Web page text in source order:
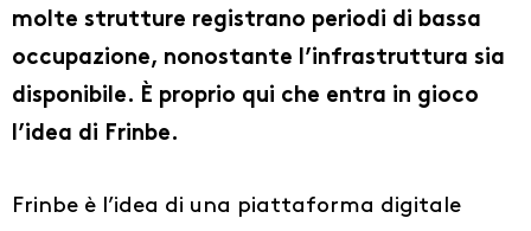
molte strutture registrano periodi di bassa
occupazione, nonostante l’infrastruttura sia
disponibile. È proprio qui che entra in gioco
l’idea di Frinbe.
Frinbe è l’idea di una piattaforma digitale